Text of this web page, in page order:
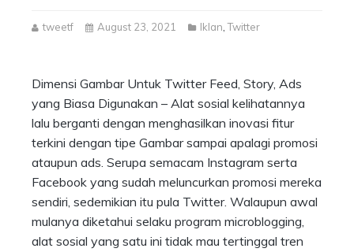
tweetf August 23, 2021 Iklan ,Twitter
Dimensi Gambar Untuk Twitter Feed, Story, Ads
yang Biasa Digunakan – Alat sosial kelihatannya
lalu berganti dengan menghasilkan inovasi fitur
terkini dengan tipe Gambar sampai apalagi promosi
ataupun ads. Serupa semacam Instagram serta
Facebook yang sudah meluncurkan promosi mereka
sendiri, sedemikian itu pula Twitter. Walaupun awal
mulanya diketahui selaku program microblogging,
alat sosial yang satu ini tidak mau tertinggal tren